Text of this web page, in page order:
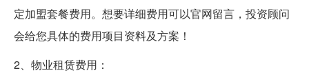
定加盟套餐费用。想要详细费用可以官网留言，投资顾问
会给您具体的费用项目资料及方案！
2、物业租赁费用：